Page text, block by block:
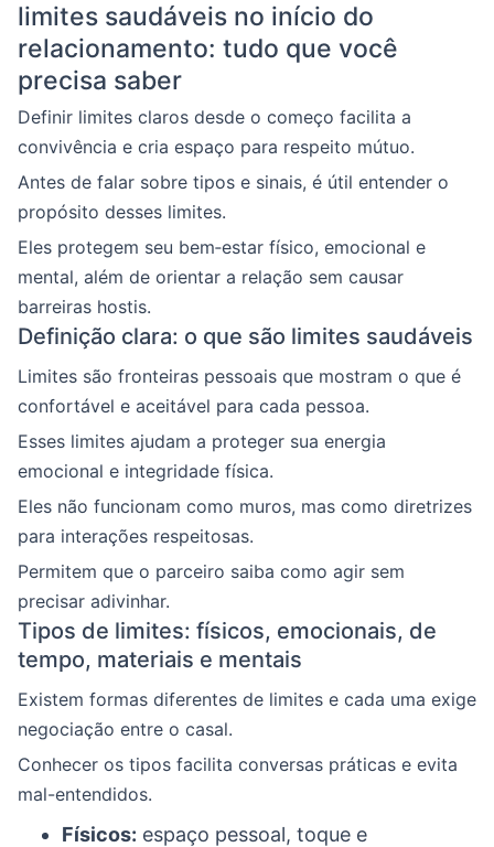
limites saudáveis no início do
relacionamento: tudo que você
precisa saber
Definir limites claros desde o começo facilita a
convivência e cria espaço para respeito mútuo.
Antes de falar sobre tipos e sinais, é útil entender o
propósito desses limites.
Eles protegem seu bem‑estar físico, emocional e
mental, além de orientar a relação sem causar
barreiras hostis.
Definição clara: o que são limites saudáveis
Limites são fronteiras pessoais que mostram o que é
confortável e aceitável para cada pessoa.
Esses limites ajudam a proteger sua energia
emocional e integridade física.
Eles não funcionam como muros, mas como diretrizes
para interações respeitosas.
Permitem que o parceiro saiba como agir sem
precisar adivinhar.
Tipos de limites: físicos, emocionais, de
tempo, materiais e mentais
Existem formas diferentes de limites e cada uma exige
negociação entre o casal.
Conhecer os tipos facilita conversas práticas e evita
mal-entendidos.
Físicos: espaço pessoal, toque e